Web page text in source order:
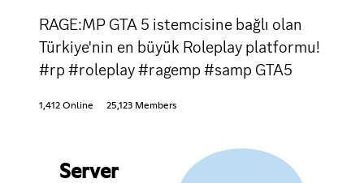
RAGE:MP GTA 5 istemcisine bağlı olan
Türkiye'nin en büyük Roleplay platformu!
#rp #roleplay #ragemp #samp GTA5
1,412 Online 25,123 Members
Server